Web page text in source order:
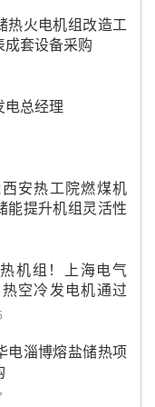
热火电机组改造工
套设备采购
电总经理
安热工院燃煤机
能提升机组灵活性
第三方评审服务
机组！上海电气
空冷发电机通过
电淄博熔盐储热项